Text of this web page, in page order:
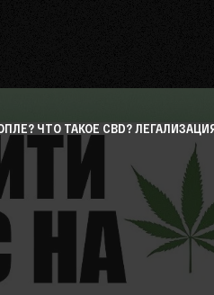
ЧТО ТАКОЕ CBD?